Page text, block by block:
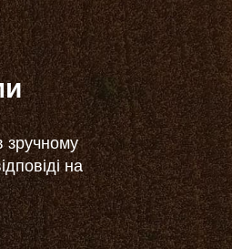
зручному
на